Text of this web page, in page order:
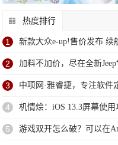
热度排行
1 新款大众e-up!售价发布 续
2 加料不加价，尽在全新
3 中项网·雅睿捷，专注软件
4 机情烩：iOS 13.3屏幕使
5 游戏双开怎么破？可以在